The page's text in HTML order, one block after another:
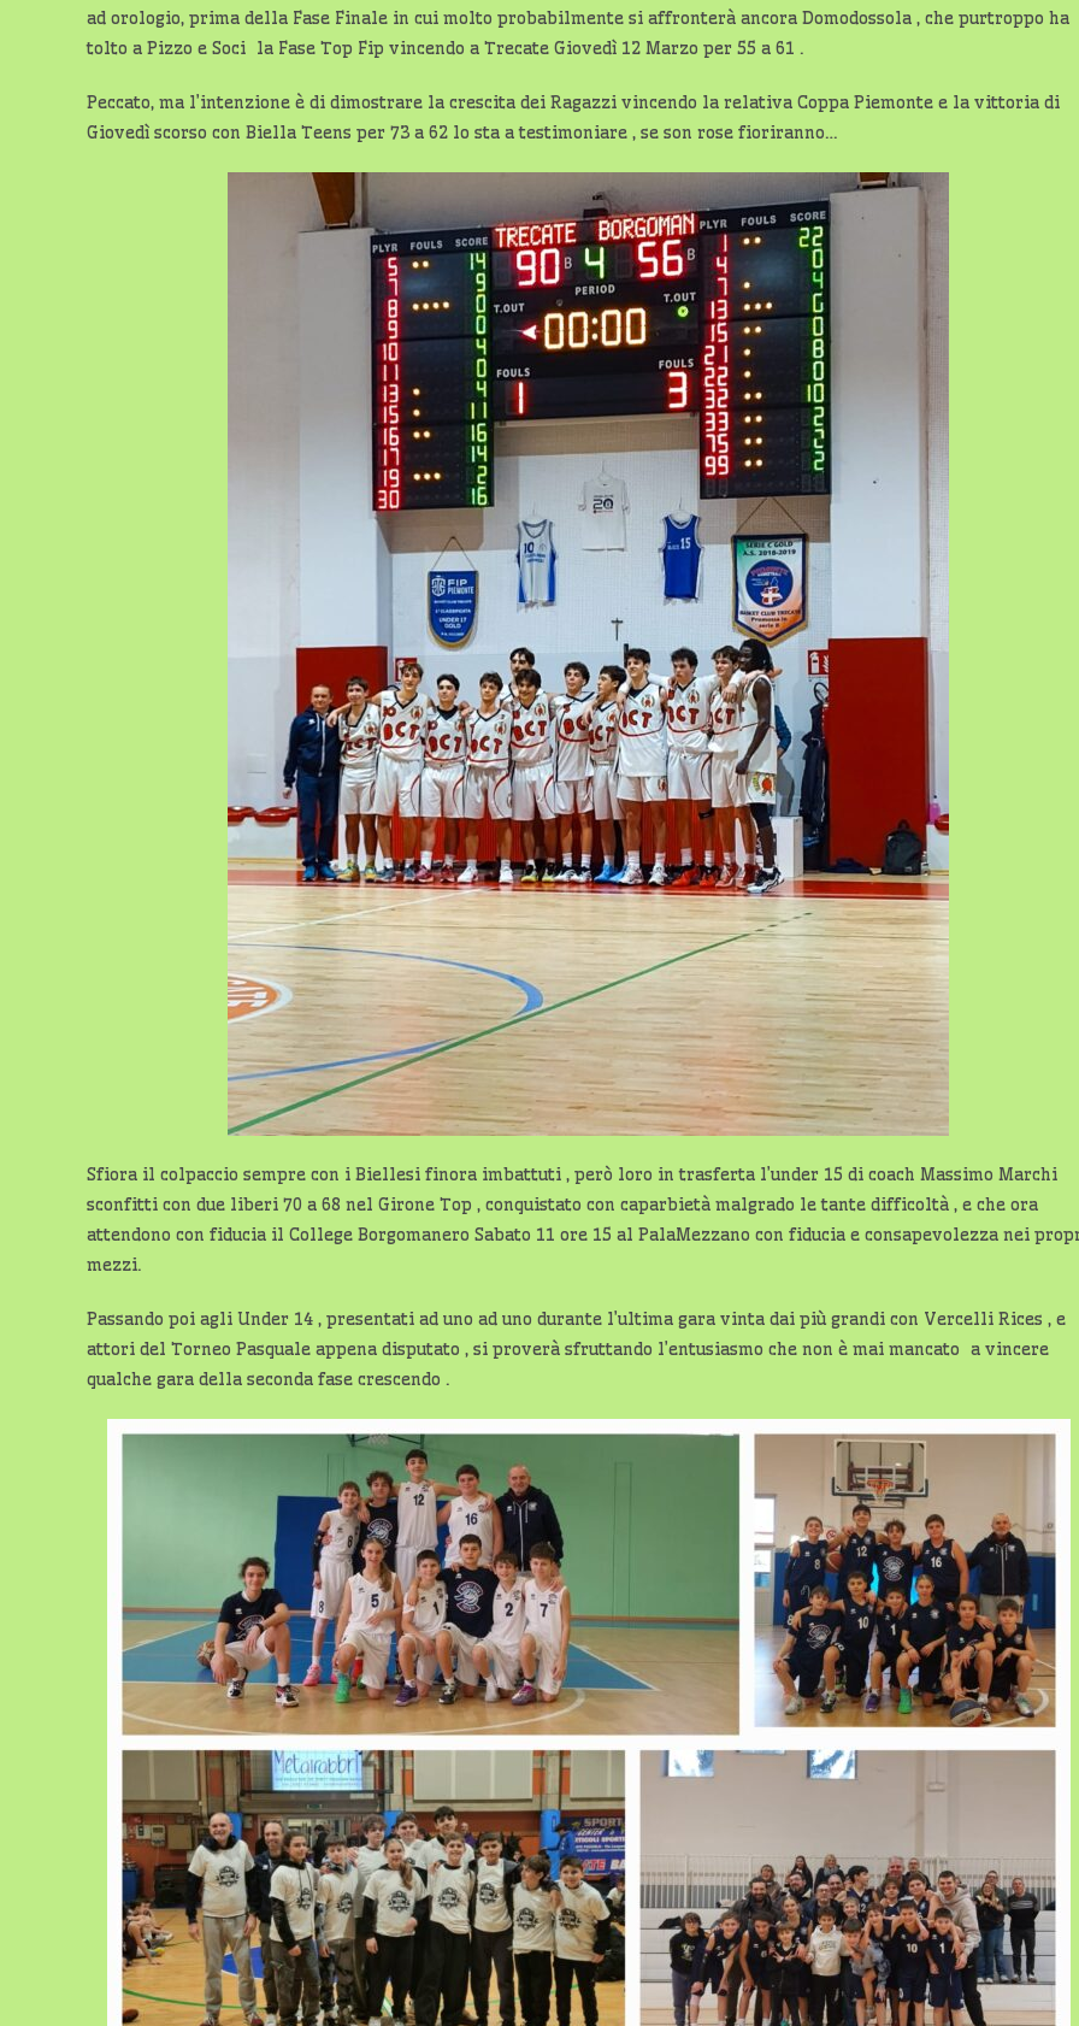
ad orologio, prima della Fase Finale in cui molto probabilmente si affronterà ancora Domodossola , che purtroppo ha
tolto a Pizzo e Soci la Fase Top Fip vincendo a Trecate Giovedì 12 Marzo per 55 a 61 .
Peccato, ma l’intenzione è di dimostrare la crescita dei Ragazzi vincendo la relativa Coppa Piemonte e la vittoria di
Giovedì scorso con Biella Teens per 73 a 62 lo sta a testimoniare , se son rose fioriranno…
Sfiora il colpaccio sempre con i Biellesi finora imbattuti , però loro in trasferta l’under 15 di coach Massimo Marchi
sconfitti con due liberi 70 a 68 nel Girone Top , conquistato con caparbietà malgrado le tante difficoltà , e che ora
attendono con fiducia il College Borgomanero Sabato 11 ore 15 al PalaMezzano con fiducia e consapevolezza nei
mezzi.
Passando poi agli Under 14 , presentati ad uno ad uno durante l’ultima gara vinta dai più grandi con Vercelli Rices , e
attori del Torneo Pasquale appena disputato , si proverà sfruttando l’entusiasmo che non è mai mancato a vincere
qualche gara della seconda fase crescendo .